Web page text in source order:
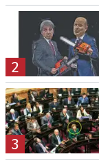
2
3